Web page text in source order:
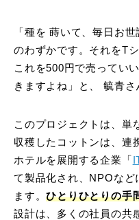
「種を 蒔いて、毎日お
のわずかです。それをT
これを500円で売ってい
きますよね」と、 毓青さ
このプロジェクトは、単
収穫したコットンは、連
ホテルを展開する企業「
て製品化され、NPOなど
ます。ひとりひとりの手
設計は、多くの社員の共